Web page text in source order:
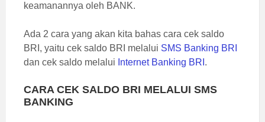
keamanannya oleh BANK.
Ada 2 cara yang akan kita bahas cara cek saldo
BRI, yaitu cek saldo BRI melalui SMS Banking BRI
dan cek saldo melalui Internet Banking BRI .
CARA CEK SALDO BRI MELALUI SMS
BANKING